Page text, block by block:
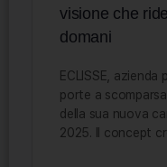
visione che
domani
ECLISSE,
porte a
della sua nuova
2025. Il concept